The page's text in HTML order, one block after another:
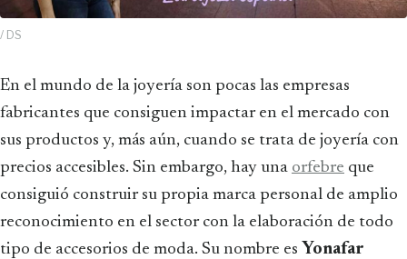
/ DS
En el mundo de la joyería son pocas las empresas
fabricantes que consiguen impactar en el mercado con
sus productos y, más aún, cuando se trata de joyería con
precios accesibles. Sin embargo, hay una orfebre que
consiguió construir su propia marca personal de amplio
reconocimiento en el sector con la elaboración de todo
tipo de accesorios de moda. Su nombre es Yonafar